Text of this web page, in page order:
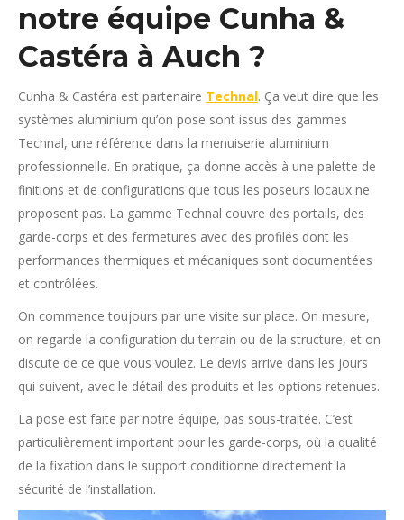
notre équipe Cunha &
Castéra à Auch ?
Cunha & Castéra est partenaire Technal. Ça veut dire que les
systèmes aluminium qu’on pose sont issus des gammes
Technal, une référence dans la menuiserie aluminium
professionnelle. En pratique, ça donne accès à une palette de
finitions et de configurations que tous les poseurs locaux ne
proposent pas. La gamme Technal couvre des portails, des
garde-corps et des fermetures avec des profilés dont les
performances thermiques et mécaniques sont documentées
et contrôlées.
On commence toujours par une visite sur place. On mesure,
on regarde la configuration du terrain ou de la structure, et on
discute de ce que vous voulez. Le devis arrive dans les jours
qui suivent, avec le détail des produits et les options retenues.
La pose est faite par notre équipe, pas sous-traitée. C’est
particulièrement important pour les garde-corps, où la qualité
de la fixation dans le support conditionne directement la
sécurité de l’installation.